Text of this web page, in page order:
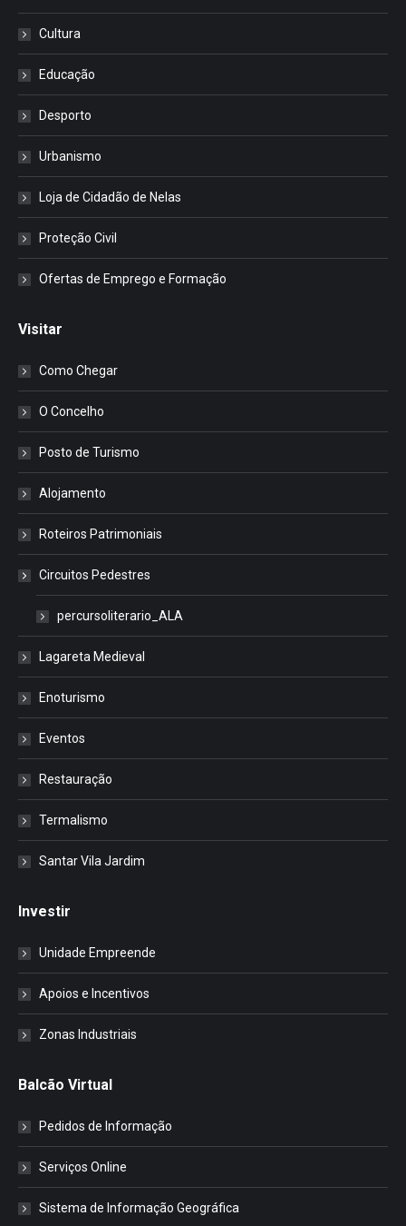
Cultura
Educação
Desporto
Urbanismo
Loja de Cidadão de Nelas
Proteção Civil
Ofertas de Emprego e Formação
Visitar
Como Chegar
O Concelho
Posto de Turismo
Alojamento
Roteiros Patrimoniais
Circuitos Pedestres
percursoliterario_ALA
Lagareta Medieval
Enoturismo
Eventos
Restauração
Termalismo
Santar Vila Jardim
Investir
Unidade Empreende
Apoios e Incentivos
Zonas Industriais
Balcão Virtual
Pedidos de Informação
Serviços Online
Sistema de Informação Geográfica